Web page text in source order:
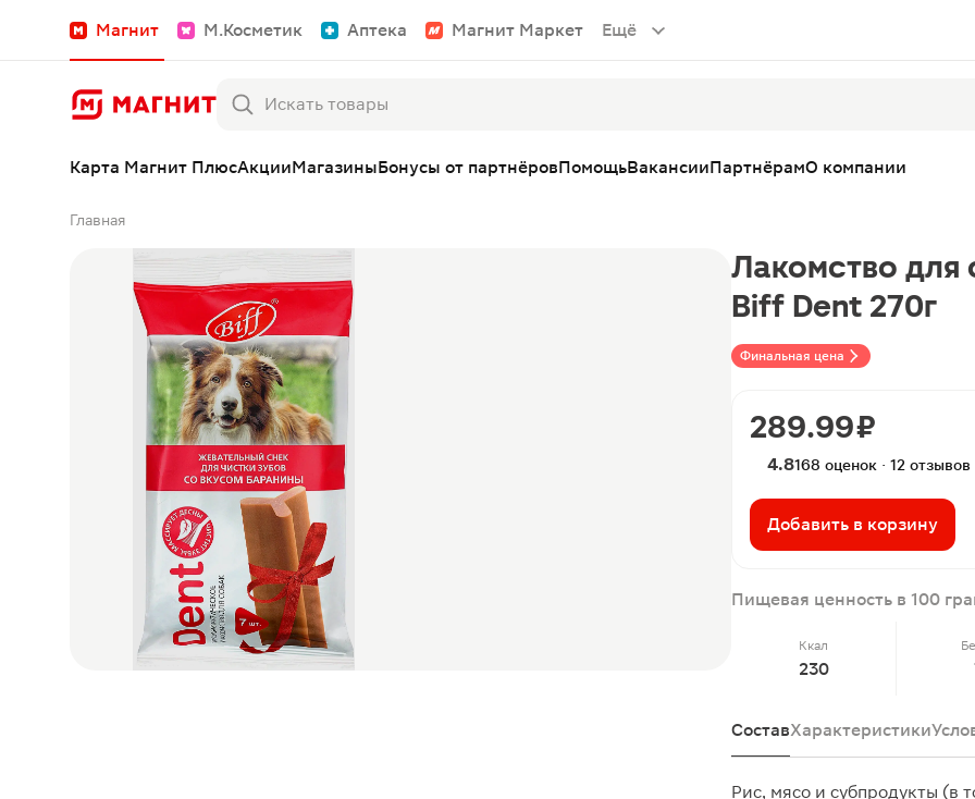
Магнит М.Косметик Аптека Магнит Маркет Ещё
Карта Магнит ПлюсАкцииМагазиныБонусы от партнёровПомощьВакансииПартнёрамО компании
Главная
Финальная цена
Лакомство для
Biff Dent 270г
289.99 ₽
4.8168 оценок · 12 отзывов
Добавить в корзину
Пищевая ценность в 100
Ккал
230
СоставХарактеристики
Рис, мясо и субпродукты (в